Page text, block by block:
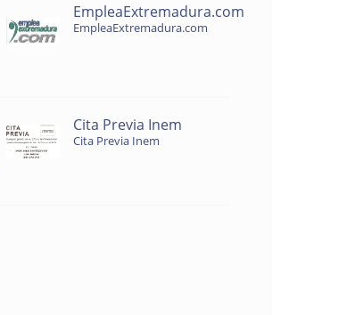
EmpleaExtremadura.com
EmpleaExtremadura.com
Cita Previa Inem
Cita Previa Inem